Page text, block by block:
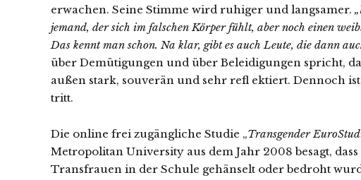
erwachen. Seine Stimme wird ruhiger und langsamer.
jemand, der sich im falschen Körper fühlt, aber noch einen
Das kennt man schon. Na klar, gibt es auch Leute, die dann
über Demütigungen und über Beleidigungen spricht,
außen stark, souverän und sehr refl ektiert. Dennoch
tritt.
Die online frei zugängliche Studie „Transgender
Metropolitan University aus dem Jahr 2008 besagt,
Transfrauen in der Schule gehänselt oder bedroht